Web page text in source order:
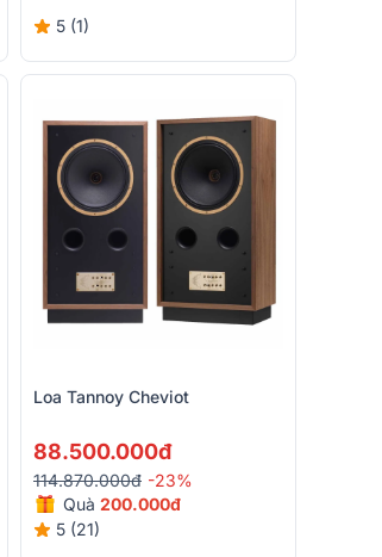
5 (1)
Loa Tannoy Cheviot
88.500.000đ
114.870.000đ -23%
Quà 200.000đ
5 (21)